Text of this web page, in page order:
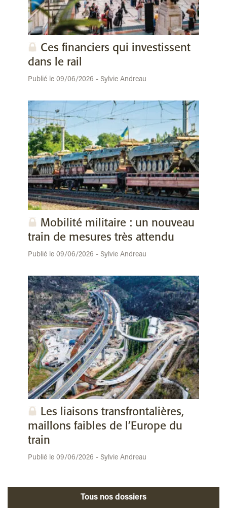
Ces financiers qui investissent
dans le rail
Publié le 09/06/2026 - Sylvie Andreau
Mobilité militaire : un nouveau
train de mesures très attendu
Publié le 09/06/2026 - Sylvie Andreau
Les liaisons transfrontalières,
maillons faibles de l’Europe du
train
Publié le 09/06/2026 - Sylvie Andreau
Tous nos dossiers